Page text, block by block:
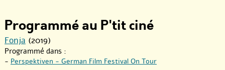
Programmé au P'tit ciné
Fonja (2019)
Programmé dans :
- Perspektiven - German Film Festival On Tour